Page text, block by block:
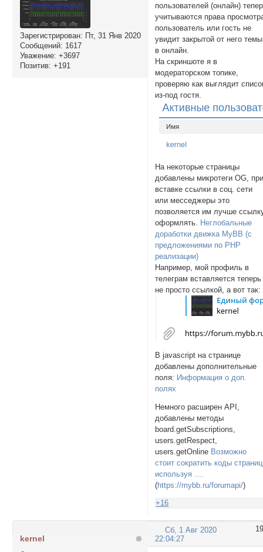
Зарегистрирован: Пт, 31 Янв 2020
Сообщений: 1617
Уважение: +3697
Позитив: +191
пользователей (онлайн)
учитываются права
пользователь или гость не
увидит закрытой от него темы
в онлайн.
На скриншоте я в
модераторском топике,
проверяю как выглядит
из-под гостя.
На некоторые страницы
добавлены микротеги OG,
вставке ссылки в соц. сети
или месседжеры это
позволяется им лучше
оформлять.
Неглобальные
доработки движка MyBB (с
предложениями по PHP
реализации)
Например, мой профиль в
телеграм вставляется теперь
не просто ссылкой, а вот так:
В javascript на странице
добавлены дополнительные
поля: Информация о доп.
полях
Немного расширен API,
добавлены методы
board.getSubscriptions,
users.getRespect,
users.getOnline Возможно
стоит сократить коды
используя ....
(https://mybb.ru/forumapi/)
+16
19
Сб, 1 Авг 2020
22:04:27
kernel